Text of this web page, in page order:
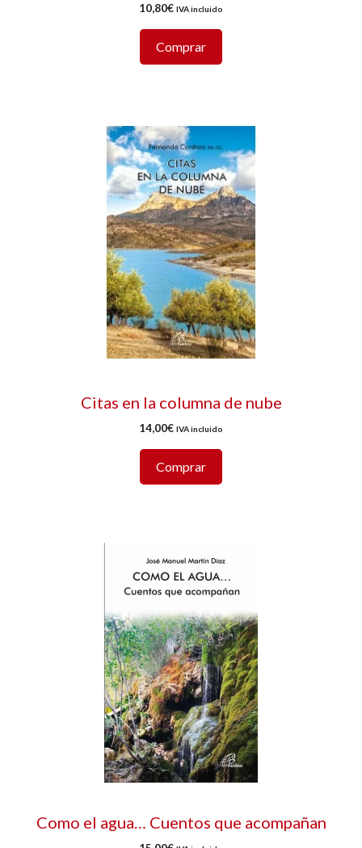
10,80€ IVA incluido
Comprar
Citas en la columna de nube
14,00€ IVA incluido
Comprar
Como el agua… Cuentos que acompañan